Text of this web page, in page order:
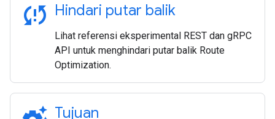
sync_problem Hindari putar balik
Lihat referensi eksperimental REST dan gRPC
API untuk menghindari putar balik Route
Optimization.
Tujuan